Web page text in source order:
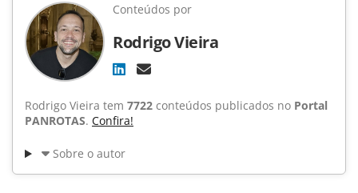
Conteúdos por
Rodrigo Vieira
Rodrigo Vieira tem 7722 conteúdos publicados no Portal
PANROTAS. Confira!
Sobre o autor